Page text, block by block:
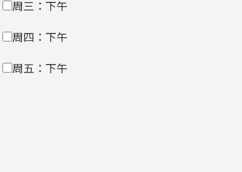
周三：下午
周四：下午
周五：下午